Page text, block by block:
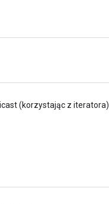
(korzystając z iteratora).